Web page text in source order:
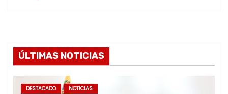
ÚLTIMAS NOTICIAS
DESTACADO NOTICIAS